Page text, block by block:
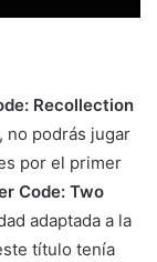
Recollection
no podrás jugar
por el primer
Code: Two
adaptada a la
título tenía